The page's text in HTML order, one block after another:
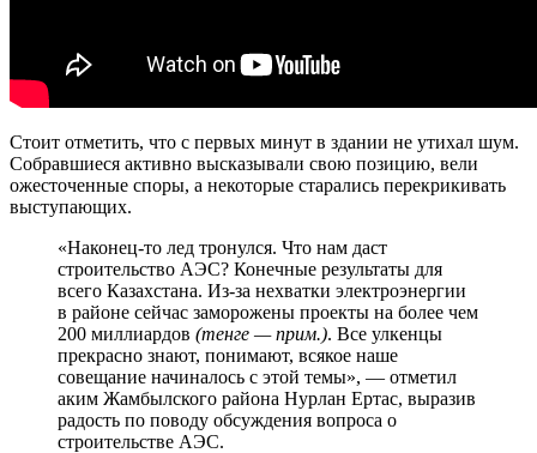
Стоит отметить, что с первых минут в здании не утихал шум.
Собравшиеся активно высказывали свою позицию, вели
ожесточенные споры, а некоторые старались перекрикивать
выступающих.
«Наконец-то лед тронулся. Что нам даст
строительство АЭС? Конечные результаты для
всего Казахстана. Из-за нехватки электроэнергии
в районе сейчас заморожены проекты на более чем
200 миллиардов (тенге — прим.). Все улкенцы
прекрасно знают, понимают, всякое наше
совещание начиналось с этой темы», — отметил
аким Жамбылского района Нурлан Ертас, выразив
радость по поводу обсуждения вопроса о
строительстве АЭС.